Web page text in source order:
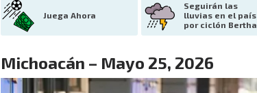
Juega Ahora
Seguirán las
lluvias en el país
por ciclón Bertha
Michoacán – Mayo 25, 2026